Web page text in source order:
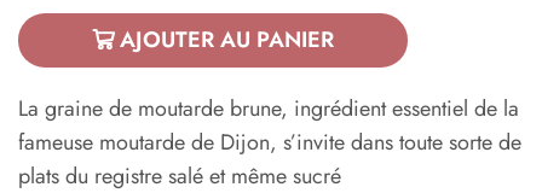
AJOUTER AU PANIER
La graine de moutarde brune, ingrédient essentiel de la
fameuse moutarde de Dijon, s’invite dans toute sorte de
plats du registre salé et même sucré